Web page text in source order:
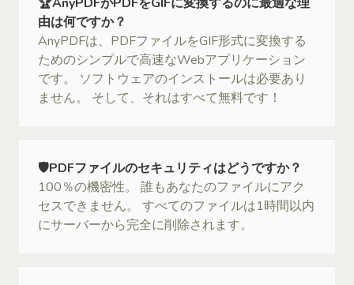
由は何ですか？
AnyPDFは、PDFファイルをGIF形式に変換する
ためのシンプルで高速なWebアプリケーション
です。 ソフトウェアのインストールは必要あり
ません。 そして、それはすべて無料です！
🛡PDFファイルのセキュリティはどうですか？
100％の機密性。 誰もあなたのファイルにアク
セスできません。 すべてのファイルは1時間以内
にサーバーから完全に削除されます。